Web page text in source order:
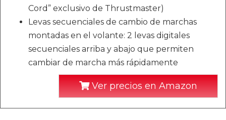
Cord” exclusivo de Thrustmaster)
Levas secuenciales de cambio de marchas
montadas en el volante: 2 levas digitales
secuenciales arriba y abajo que permiten
cambiar de marcha más rápidamente
Ver precios en Amazon